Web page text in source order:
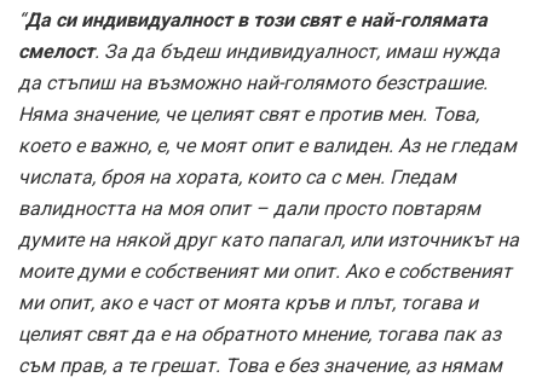
“Да си индивидуалност в този свят е най-голямата
смелост. За да бъдеш индивидуалност, имаш нужда
да стъпиш на възможно най-голямото безстрашие.
Няма значение, че целият свят е против мен. Това,
което е важно, е, че моят опит е валиден. Аз не гледам
числата, броя на хората, които са с мен. Гледам
валидността на моя опит – дали просто повтарям
думите на някой друг като папагал, или източникът на
моите думи е собственият ми опит. Ако е собственият
ми опит, ако е част от моята кръв и плът, тогава и
целият свят да е на обратното мнение, тогава пак аз
съм прав, а те грешат. Това е без значение, аз нямам